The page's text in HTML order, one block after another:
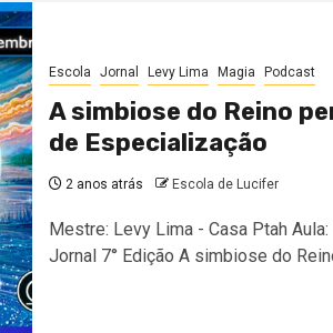
Escola Jornal Levy Lima Magia Podcast
A simbiose do Reino
de Especialização
2 anos atrás Escola de Lucifer
Mestre: Levy Lima - Casa Ptah
Jornal 7° Edição A simbiose do